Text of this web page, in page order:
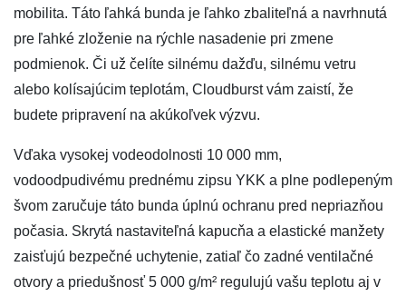
mobilita. Táto ľahká bunda je ľahko zbaliteľná a navrhnutá
pre ľahké zloženie na rýchle nasadenie pri zmene
podmienok. Či už čelíte silnému dažďu, silnému vetru
alebo kolísajúcim teplotám, Cloudburst vám zaistí, že
budete pripravení na akúkoľvek výzvu.
Vďaka vysokej vodeodolnosti 10 000 mm,
vodoodpudivému prednému zipsu YKK a plne podlepeným
švom zaručuje táto bunda úplnú ochranu pred nepriazňou
počasia. Skrytá nastaviteľná kapucňa a elastické manžety
zaisťujú bezpečné uchytenie, zatiaľ čo zadné ventilačné
otvory a priedušnosť 5 000 g/m² regulujú vašu teplotu aj v